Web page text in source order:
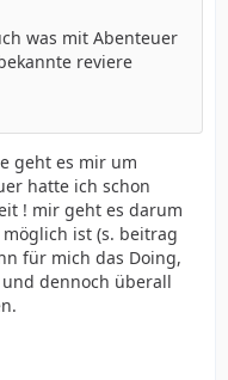
was mit Abenteuer
reviere
geht es mir um
hatte ich schon
! mir geht es darum
ist (s. beitrag
für mich das Doing,
dennoch überall